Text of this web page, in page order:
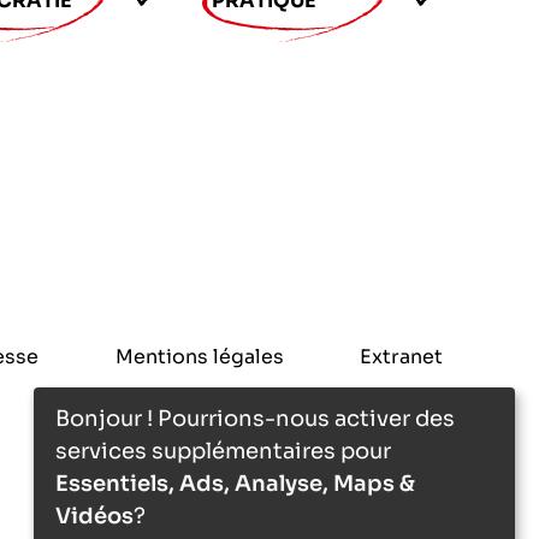
Mentions légales Extranet
Bonjour ! Pourrions-nous activer des
services supplémentaires pour
Essentiels, Ads, Analyse, Maps &
Vidéos?